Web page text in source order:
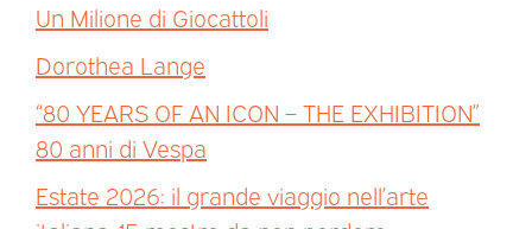
Un Milione di Giocattoli
Dorothea Lange
“80 YEARS OF AN ICON – THE EXHIBITION”
80 anni di Vespa
Estate 2026: il grande viaggio nell’arte